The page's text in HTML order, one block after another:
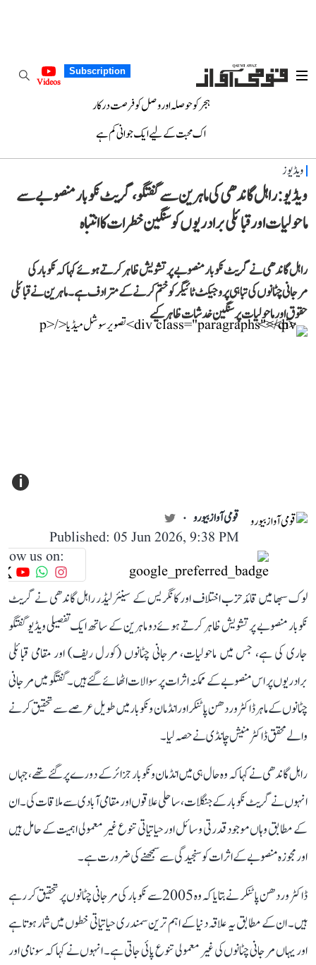
Subscription
Videos
ہجر کو حوصلہ اور وصل کو فرصت درکار
اک محبت کے لیے ایک جوانی کم ہے
ویڈیوز
ویڈیو: راہل گاندھی کی ماہرین سے گفتگو، گریٹ نکوبار منصوبے سے
ماحولیات اور قبائلی برادریوں کو سنگین خطرات کا انتباہ
راہل گاندھی نے گریٹ نکوبار منصوبے پر تشویش ظاہر کرتے ہوئے کہا کہ نکوبار کی
مرجانی چٹانوں کی تباہی پروجیکٹ ٹائیگر کو ختم کرنے کے مترادف ہے۔ ماہرین نے قبائلی
حقوق اور ماحولیات پر سنگین خدشات ظاہر کیے
i
قومی آواز بیورو
Published: 05 Jun 2026, 9:38 PM
us on:
لوک سبھا میں قائد حزب اختلاف اور کانگریس کے سینئر لیڈر راہل گاندھی نے گریٹ
نکوبار منصوبے پر تشویش ظاہر کرتے ہوئے دو ماہرین کے ساتھ ایک تفصیلی ویڈیو گفتگو
جاری کی ہے، جس میں ماحولیات، مرجانی چٹانوں (کورل ریف) اور مقامی قبائلی
برادریوں پر اس منصوبے کے ممکنہ اثرات پر سوالات اٹھائے گئے ہیں۔ گفتگو میں مرجانی
چٹانوں کے ماہر ڈاکٹر وردھن پاٹنکر اور انڈمان و نکوبار میں طویل عرصے سے تحقیق کرنے
والے محقق ڈاکٹر منیش چانڈی نے حصہ لیا۔
راہل گاندھی نے کہا کہ وہ حال ہی میں انڈمان و نکوبار جزائر کے دورے پر گئے تھے، جہاں
انہوں نے گریٹ نکوبار کے جنگلات، ساحلی علاقوں اور مقامی آبادی سے ملاقات کی۔ ان
کے مطابق وہاں موجود قدرتی وسائل اور حیاتیاتی تنوع غیر معمولی اہمیت کے حامل ہیں
اور مجوزہ منصوبے کے اثرات کو سنجیدگی سے سمجھنے کی ضرورت ہے۔
ڈاکٹر وردھن پاٹنکر نے بتایا کہ وہ 2005 سے نکوبار کی مرجانی چٹانوں پر تحقیق کر رہے
ہیں۔ ان کے مطابق یہ علاقہ دنیا کے اہم ترین سمندری حیاتیاتی خطوں میں شمار ہوتا ہے
اور یہاں مرجانی چٹانوں کی غیر معمولی تنوع پائی جاتی ہے۔ انہوں نے کہا کہ سونامی اور